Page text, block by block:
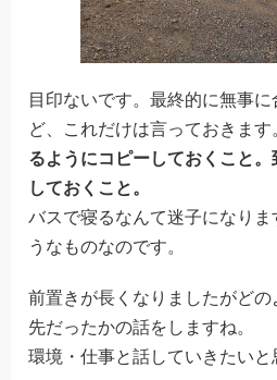
目印ないです。最終的に無事
ど、これだけは言っておきます
るようにコピーしておくこと
しておくこと。
バスで寝るなんて迷子になりま
うなものなのです。
前置きが長くなりましたがど
先だったかの話をしますね。
環境・仕事と話していきたいと